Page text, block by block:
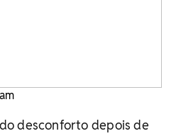
desconforto depois de